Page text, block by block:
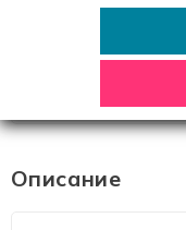
Описание